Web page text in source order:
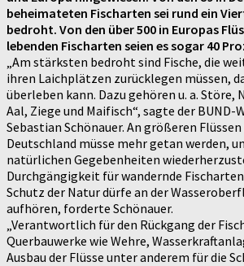
beheimateten Fischarten sei rund ein
bedroht. Von den über 500 in Europas
lebenden Fischarten seien es sogar 40
„Am stärksten bedroht sind Fische, die
ihren Laichplätzen zurücklegen müssen,
überleben kann. Dazu gehören u. a. Störe,
Aal, Ziege und Maifisch“, sagte der BUND-
Sebastian Schönauer. An größeren
Deutschland müsse mehr getan werden,
natürlichen Gegebenheiten
Durchgängigkeit für wandernde
Schutz der Natur dürfe an der
aufhören, forderte Schönauer.
„Verantwortlich für den Rückgang der
Querbauwerke wie Wehre,
Ausbau der Flüsse unter anderem für die